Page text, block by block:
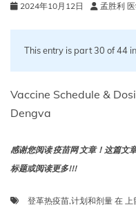
2024年10月12日 孟胜利
This entry is part 30 of 44
Vaccine Schedule &
Dengva
感谢您阅读 疫苗网 文章！这篇文
标题或阅读更多!!!
登革热疫苗,计划和剂量 在 登
上